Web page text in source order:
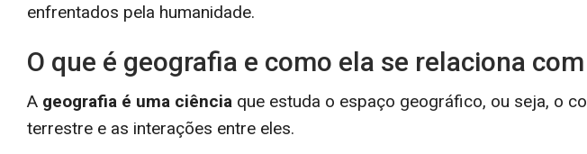
enfrentados pela humanidade.
O que é geografia e como ela se relaciona
A geografia é uma ciência que estuda o espaço geográfico, ou seja, o
terrestre e as interações entre eles.